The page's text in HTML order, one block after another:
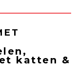
katten &